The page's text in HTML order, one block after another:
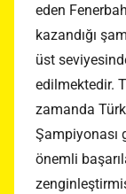
eden
kazandığı
üst
edilmektedir.
zamanda
Şampiyonası
önemli